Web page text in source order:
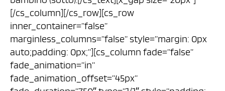
[/cs_column][/cs_row][cs_row
inner_container=”false”
marginless_columns=”false” style=”margin: 0px
auto;padding: 0px;”][cs_column fade=”false”
fade_animation=”in”
fade_animation_offset=”45px”